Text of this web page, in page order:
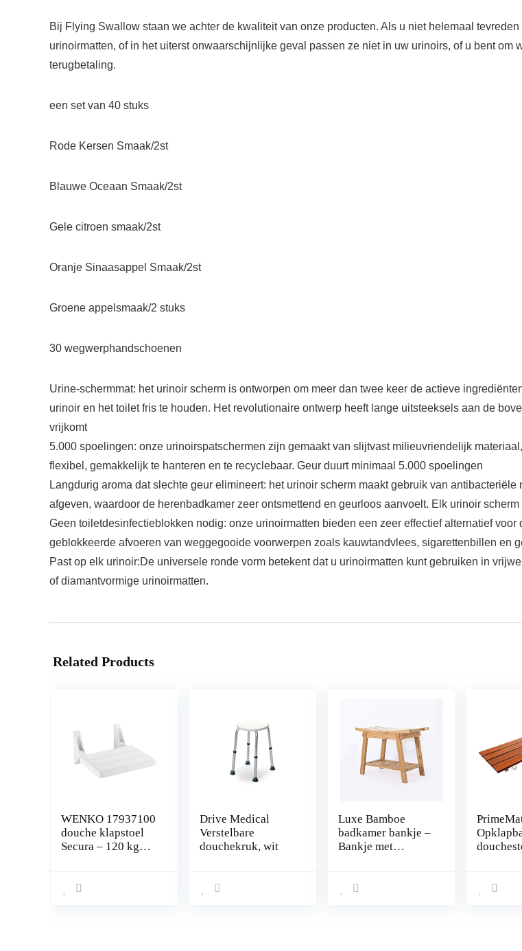
Bij Flying Swallow staan we achter de kwaliteit van onze producten. Als u niet helemaal
urinoirmatten, of in het uiterst onwaarschijnlijke geval passen ze niet in uw urinoirs, of u bent
terugbetaling.
een set van 40 stuks
Rode Kersen Smaak/2st
Blauwe Oceaan Smaak/2st
Gele citroen smaak/2st
Oranje Sinaasappel Smaak/2st
Groene appelsmaak/2 stuks
30 wegwerphandschoenen
Urine-schermmat: het urinoir scherm is ontworpen om meer dan twee keer de actieve
urinoir en het toilet fris te houden. Het revolutionaire ontwerp heeft lange uitsteeksels aan de
vrijkomt
5.000 spoelingen: onze urinoirspatschermen zijn gemaakt van slijtvast milieuvriendelijk
flexibel, gemakkelijk te hanteren en te recyclebaar. Geur duurt minimaal 5.000 spoelingen
Langdurig aroma dat slechte geur elimineert: het urinoir scherm maakt gebruik van
afgeven, waardoor de herenbadkamer zeer ontsmettend en geurloos aanvoelt. Elk urinoir
Geen toiletdesinfectieblokken nodig: onze urinoirmatten bieden een zeer effectief alternatief voor
geblokkeerde afvoeren van weggegooide voorwerpen zoals kauwtandvlees, sigarettenbillen en
Past op elk urinoir:De universele ronde vorm betekent dat u urinoirmatten kunt gebruiken in
of diamantvormige urinoirmatten.
Related Products
WENKO 17937100
douche klapstoel
Secura – 120 kg
polypropyleen, 32
Drive Medical
Verstelbare
douchekruk, wit
Luxe Bamboe
badkamer bankje –
Bankje met
bank –
hout en